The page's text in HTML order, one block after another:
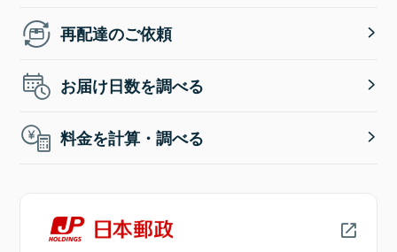
再配達のご依頼
お届け日数を調べる
料金を計算・調べる